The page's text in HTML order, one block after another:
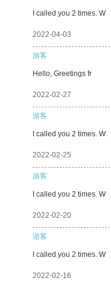
I called you 2 times. W
2022-04-03
游客
Hello, Greetings fr
2022-02-27
游客
I called you 2 times. W
2022-02-25
游客
I called you 2 times. W
2022-02-20
游客
I called you 2 times. W
2022-02-16